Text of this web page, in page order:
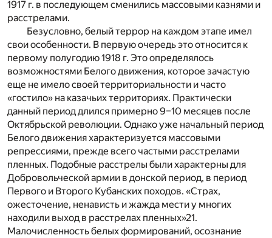
1917 г. в последующем сменились массовыми казнями и
расстрелами.
Безусловно, белый террор на каждом этапе имел
свои особенности. В первую очередь это относится к
первому полугодию 1918 г. Это определялось
возможностями Белого движения, которое зачастую
еще не имело своей территориальности и часто
«гостило» на казачьих территориях. Практически
данный период длился примерно 9–10 месяцев после
Октябрьской революции. Однако уже начальный период
Белого движения характеризуется массовыми
репрессиями, прежде всего частыми расстрелами
пленных. Подобные расстрелы были характерны для
Добровольческой армии в донской период, в период
Первого и Второго Кубанских походов. «Страх,
ожесточение, ненависть и жажда мести у многих
находили выход в расстрелах пленных»21.
Малочисленность белых формирований, осознание